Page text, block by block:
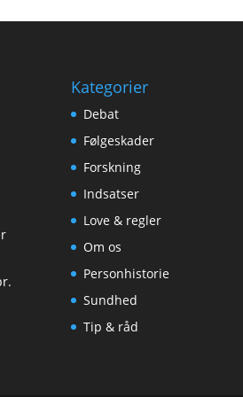
Kategorier
Debat
Følgeskader
Forskning
Indsatser
Love & regler
Om os
Personhistorie
Sundhed
Tip & råd